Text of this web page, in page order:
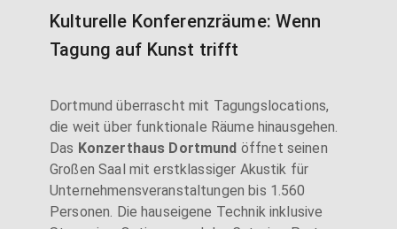
Kulturelle Konferenzräume: Wenn
Tagung auf Kunst trifft
Dortmund überrascht mit Tagungslocations,
die weit über funktionale Räume hinausgehen.
Das Konzerthaus Dortmund öffnet seinen
Großen Saal mit erstklassiger Akustik für
Unternehmensveranstaltungen bis 1.560
Personen. Die hauseigene Technik inklusive